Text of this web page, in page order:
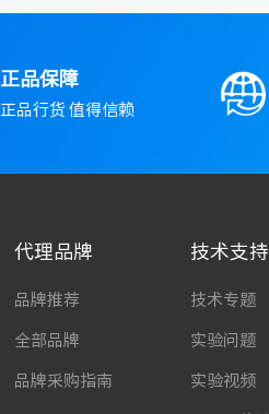
正品保障
正品行货 值得信赖
代理品牌
品牌推荐
全部品牌
品牌采购指南
技术支持
技术专题
实验问题
实验视频